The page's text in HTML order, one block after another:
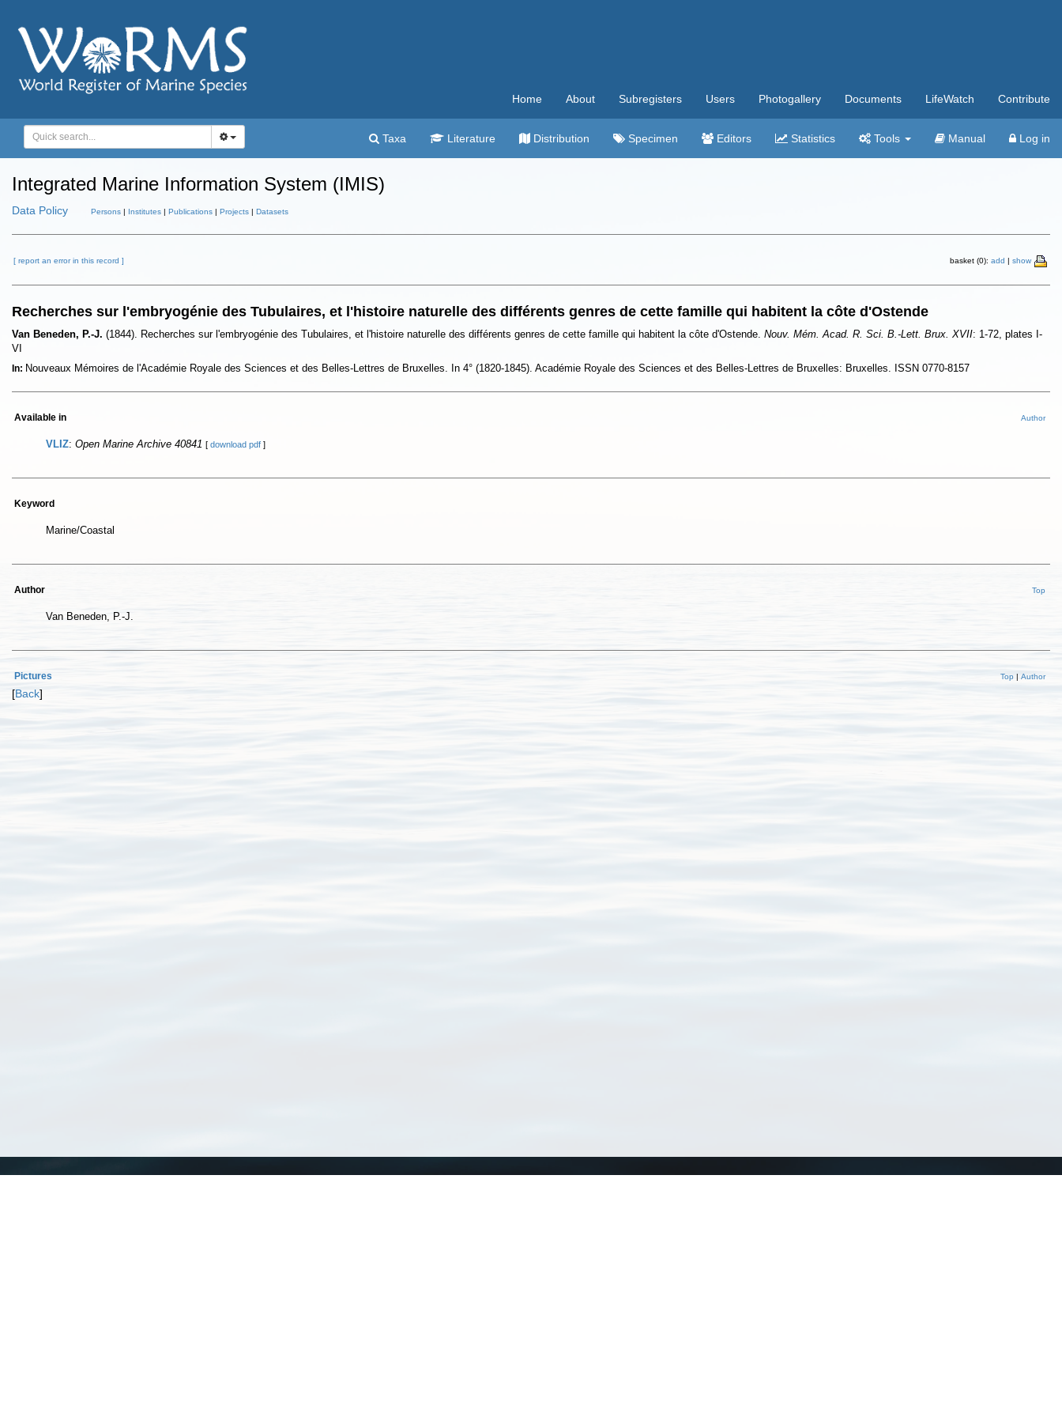
Home About Subregisters Users Photogallery Documents LifeWatch Contribute
Taxa Literature Distribution Specimen Editors Statistics Tools Manual Log in
Integrated Marine Information System (IMIS)
Data Policy Persons | Institutes | Publications | Projects | Datasets
[ report an error in this record ] basket (0): add | show
Recherches sur l'embryogénie des Tubulaires, et l'histoire naturelle des différents genres de cette famille qui habitent la côte d'Ostende
Van Beneden, P.-J. (1844). Recherches sur l'embryogénie des Tubulaires, et l'histoire naturelle des différents genres de cette famille qui habitent la côte d'Ostende. Nouv. Mém. Acad. R. Sci. B.-Lett. Brux. XVII: 1-72, plates I-
VI
In: Nouveaux Mémoires de l'Académie Royale des Sciences et des Belles-Lettres de Bruxelles. In 4° (1820-1845). Académie Royale des Sciences et des Belles-Lettres de Bruxelles: Bruxelles. ISSN 0770-8157
Available in Author
VLIZ: Open Marine Archive 40841 [ download pdf ]
Keyword
Marine/Coastal
Author Top
Van Beneden, P.-J.
Pictures Top | Author
[Back]